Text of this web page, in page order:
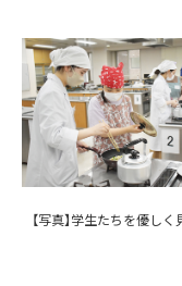
【写真】学生たちを優し